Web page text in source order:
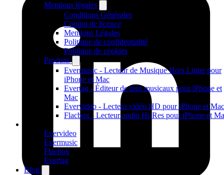
Mentions légales
Conditions Générales
Contrat de licence
Mentions Légales
Politique de confidentialité
Politique de cookies
Produits
Evermusic - Lecteur de Musique Hors Ligne pour
iPhone et Mac
Evertag - Éditeur de tags musicaux pour iPhone et
Mac
Evervideo - Lecteur vidéo HD pour iPhone et Mac
Flacbox - Lecteur audio Hi-Res pour iPhone et
Evervideo
Evermusic
Flacbox
Evertag
Blog